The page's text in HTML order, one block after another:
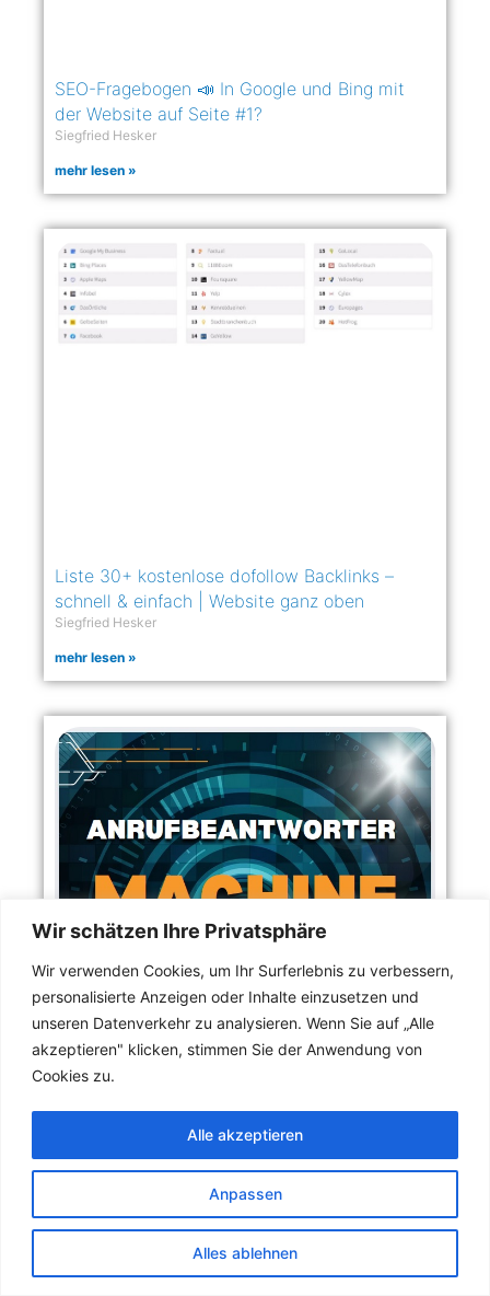
Wir schätzen Ihre Privatsphäre
Wir verwenden Cookies, um Ihr Surferlebnis zu verbessern,
personalisierte Anzeigen oder Inhalte einzusetzen und
unseren Datenverkehr zu analysieren. Wenn Sie auf „Alle
akzeptieren" klicken, stimmen Sie der Anwendung von
Cookies zu.
Anpassen
Alles ablehnen
Alle akzeptieren
SEO-Fragebogen 📣 In Google und Bing mit
der Website auf Seite #1?
Siegfried Hesker
mehr lesen »
Liste 30+ kostenlose dofollow Backlinks –
schnell & einfach | Website ganz oben
Siegfried Hesker
mehr lesen »